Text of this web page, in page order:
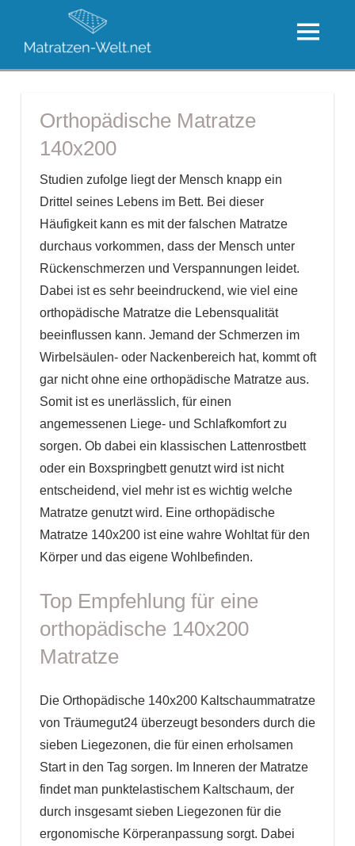
Welt
Matratzen
Die
MENU
Orthopädische Matratze
140x200
Studien zufolge liegt der Mensch knapp ein
Drittel seines Lebens im Bett. Bei dieser
Häufigkeit kann es mit der falschen Matratze
durchaus vorkommen, dass der Mensch unter
Rückenschmerzen und Verspannungen leidet.
Dabei ist es sehr beeindruckend, wie viel eine
orthopädische Matratze die Lebensqualität
beeinflussen kann. Jemand der Schmerzen im
Wirbelsäulen- oder Nackenbereich hat, kommt oft
gar nicht ohne eine orthopädische Matratze aus.
Somit ist es unerlässlich, für einen
angemessenen Liege- und Schlafkomfort zu
sorgen. Ob dabei ein klassischen Lattenrostbett
oder ein Boxspringbett genutzt wird ist nicht
entscheidend, viel mehr ist es wichtig welche
Matratze genutzt wird. Eine orthopädische
Matratze 140x200 ist eine wahre Wohltat für den
Körper und das eigene Wohlbefinden.
Top Empfehlung für eine
orthopädische 140x200
Matratze
Die Orthopädische 140x200 Kaltschaummatratze
von Träumegut24 überzeugt besonders durch die
sieben Liegezonen, die für einen erholsamen
Start in den Tag sorgen. Im Inneren der Matratze
findet man punktelastischem Kaltschaum, der
durch insgesamt sieben Liegezonen für die
ergonomische Körperanpassung sorgt. Dabei